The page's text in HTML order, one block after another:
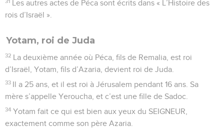
Les autres actes de Péca sont écrits dans « L’Histoire des
rois d’Israël ».
Yotam, roi de Juda
32 La deuxième année où Péca, fils de Remalia, est roi
d’Israël, Yotam, fils d’Azaria, devient roi de Juda.
33 Il a 25 ans, et il est roi à Jérusalem pendant 16 ans. Sa
mère s’appelle Yeroucha, et c’est une fille de Sadoc.
34 Yotam fait ce qui est bien aux yeux du SEIGNEUR,
exactement comme son père Azaria.